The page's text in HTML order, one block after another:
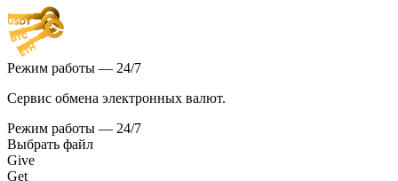
Режим работы — 24/7
Сервис обмена электронных валют.
Режим работы — 24/7
Выбрать файл
Give
Get